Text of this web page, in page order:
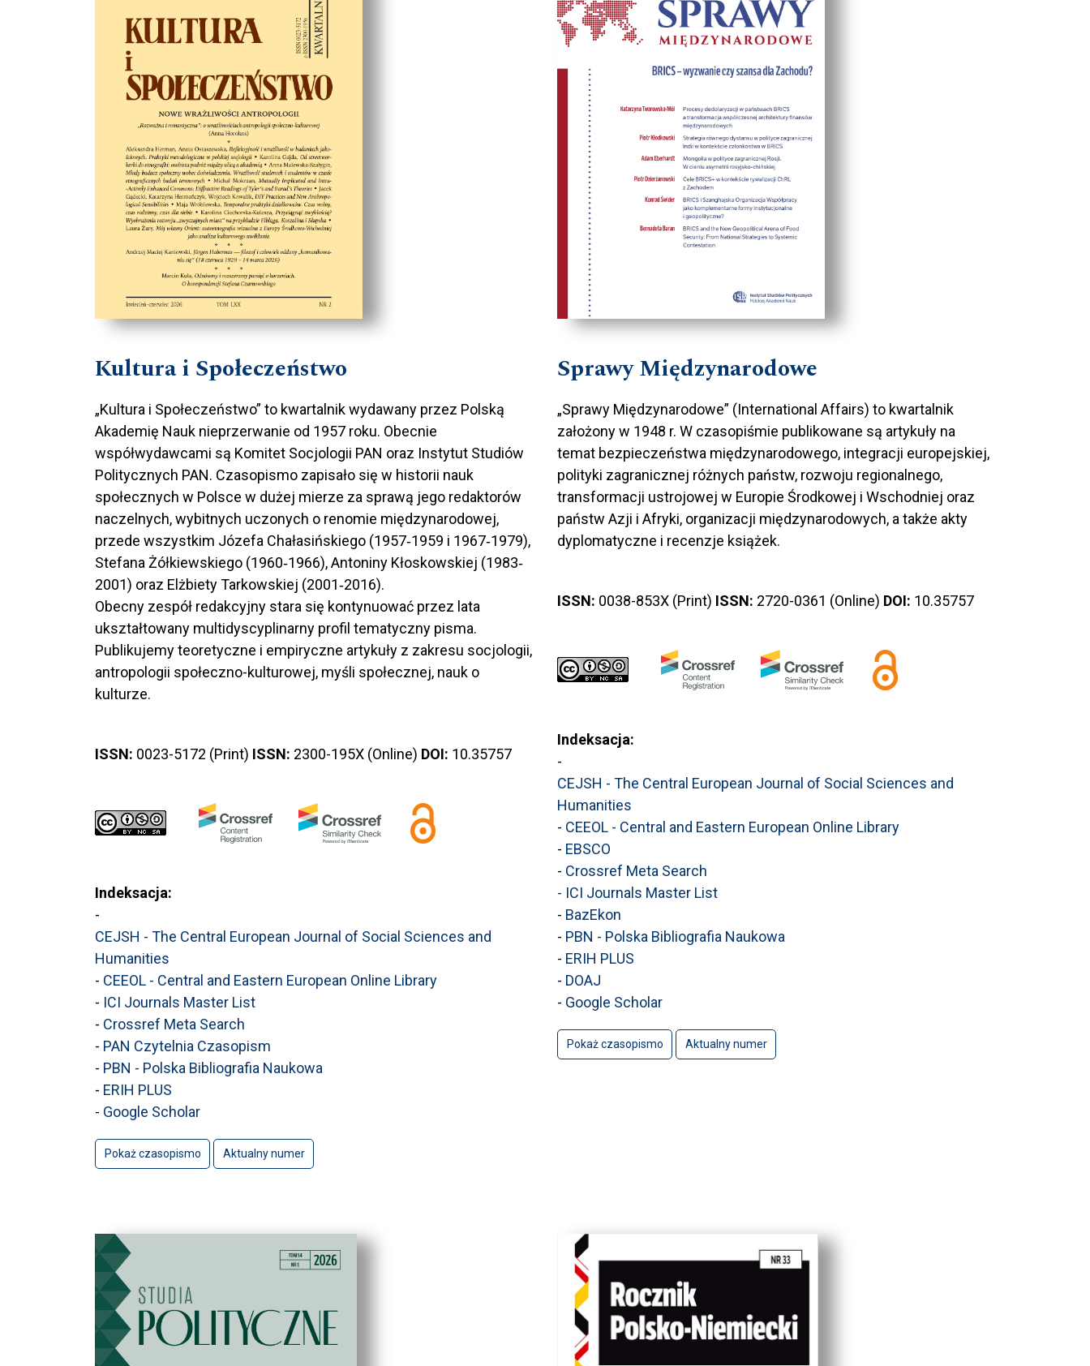
Kultura i Społeczeństwo
„Kultura i Społeczeństwo” to kwartalnik wydawany przez Polską
Akademię Nauk nieprzerwanie od 1957 roku. Obecnie
współwydawcami są Komitet Socjologii PAN oraz Instytut Studiów
Politycznych PAN. Czasopismo zapisało się w historii nauk
społecznych w Polsce w dużej mierze za sprawą jego redaktorów
naczelnych, wybitnych uczonych o renomie międzynarodowej,
przede wszystkim Józefa Chałasińskiego (1957‐1959 i 1967‐1979),
Stefana Żółkiewskiego (1960‐1966), Antoniny Kłoskowskiej (1983‐
2001) oraz Elżbiety Tarkowskiej (2001‐2016).
Obecny zespół redakcyjny stara się kontynuować przez lata
ukształtowany multidyscyplinarny profil tematyczny pisma.
Publikujemy teoretyczne i empiryczne artykuły z zakresu socjologii,
antropologii społeczno-kulturowej, myśli społecznej, nauk o
kulturze.
ISSN: 0023-5172 (Print) ISSN: 2300-195X (Online) DOI: 10.35757
Indeksacja:
-
CEJSH - The Central European Journal of Social Sciences and
Humanities
- CEEOL - Central and Eastern European Online Library
- ICI Journals Master List
- Crossref Meta Search
- PAN Czytelnia Czasopism
- PBN - Polska Bibliografia Naukowa
- ERIH PLUS
- Google Scholar
Pokaż czasopismo Aktualny numer
Sprawy Międzynarodowe
„Sprawy Międzynarodowe” (International Affairs) to kwartalnik
założony w 1948 r. W czasopiśmie publikowane są artykuły na
temat bezpieczeństwa międzynarodowego, integracji europejskiej,
polityki zagranicznej różnych państw, rozwoju regionalnego,
transformacji ustrojowej w Europie Środkowej i Wschodniej oraz
państw Azji i Afryki, organizacji międzynarodowych, a także akty
dyplomatyczne i recenzje książek.
ISSN: 0038-853X (Print) ISSN: 2720-0361 (Online) DOI: 10.35757
Indeksacja:
-
CEJSH - The Central European Journal of Social Sciences and
Humanities
- CEEOL - Central and Eastern European Online Library
- EBSCO
- Crossref Meta Search
- ICI Journals Master List
- BazEkon
- PBN - Polska Bibliografia Naukowa
- ERIH PLUS
- DOAJ
- Google Scholar
Pokaż czasopismo Aktualny numer